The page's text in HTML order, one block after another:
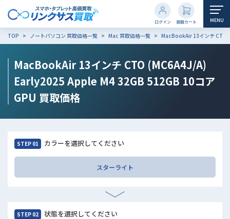
買取カート
ログイン MENU
TOP ノートパソコン 買取価格一覧 Mac 買取価格一覧 MacBookAir 13インチ CTO
MacBookAir 13インチ CTO (MC6A4J/A)
Early2025 Apple M4 32GB 512GB 10コア
GPU 買取価格
STEP 01 カラーを選択してください
スターライト
STEP 02 状態を選択してください